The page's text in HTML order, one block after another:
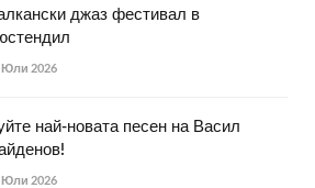
джаз фестивал в
Юли 2026
най-новата песен на Васил
Юли 2026